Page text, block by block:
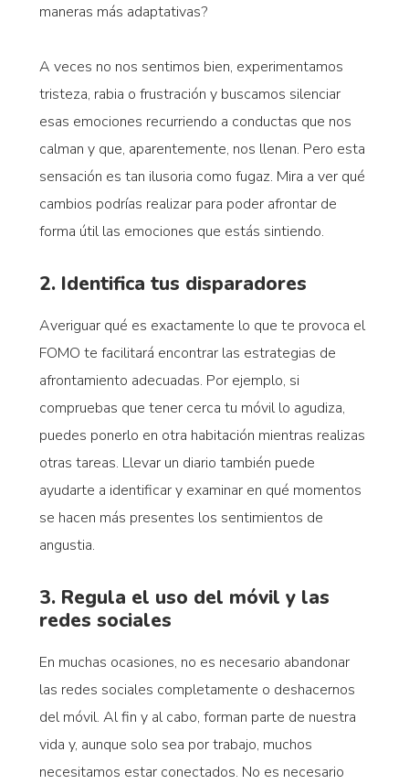
maneras más adaptativas?
A veces no nos sentimos bien, experimentamos
tristeza, rabia o frustración y buscamos silenciar
esas emociones recurriendo a conductas que nos
calman y que, aparentemente, nos llenan. Pero esta
sensación es tan ilusoria como fugaz. Mira a ver qué
cambios podrías realizar para poder afrontar de
forma útil las emociones que estás sintiendo.
2. Identifica tus disparadores
Averiguar qué es exactamente lo que te provoca el
FOMO te facilitará encontrar las estrategias de
afrontamiento adecuadas. Por ejemplo, si
compruebas que tener cerca tu móvil lo agudiza,
puedes ponerlo en otra habitación mientras realizas
otras tareas. Llevar un diario también puede
ayudarte a identificar y examinar en qué momentos
se hacen más presentes los sentimientos de
angustia.
3. Regula el uso del móvil y las
redes sociales
En muchas ocasiones, no es necesario abandonar
las redes sociales completamente o deshacernos
del móvil. Al fin y al cabo, forman parte de nuestra
vida y, aunque solo sea por trabajo, muchos
necesitamos estar conectados. No es necesario